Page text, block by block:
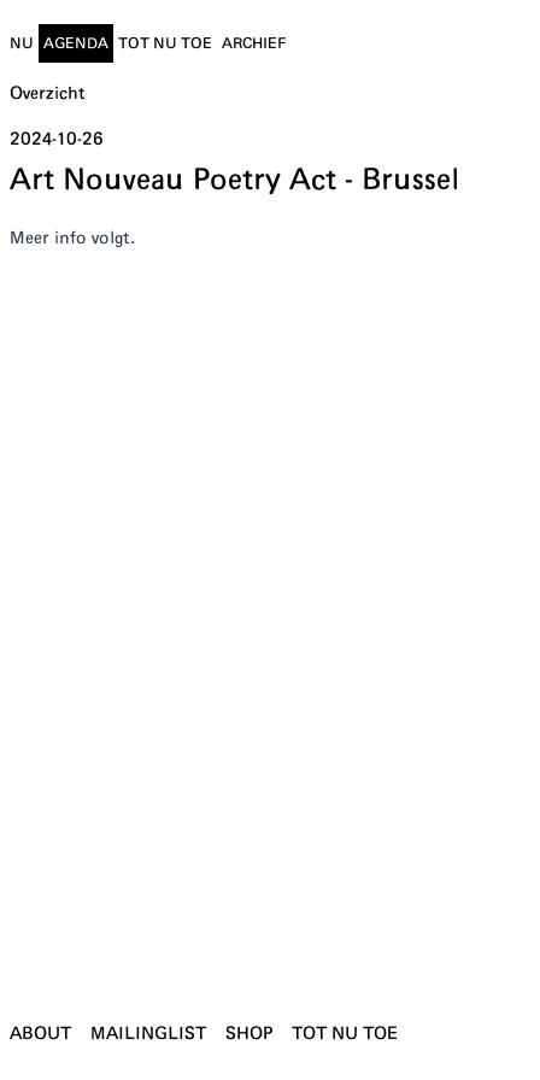
NU AGENDA TOT NU TOE ARCHIEF
ABOUT MAILINGLIST SHOP TOT NU TOE
Overzicht
2024-10-26
Art Nouveau Poetry Act - Brussel
M eer info volgt.